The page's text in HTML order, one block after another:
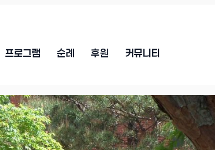
프로그램 순례 후원 커뮤니티